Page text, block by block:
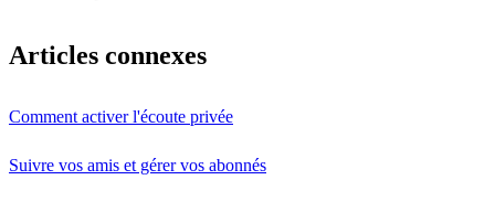
Articles connexes
Comment activer l'écoute privée
Suivre vos amis et gérer vos abonnés